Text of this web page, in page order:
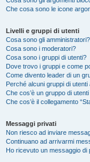
Che cosa sono le icone
Livelli e gruppi di utenti
Cosa sono gli amministratori?
Cosa sono i moderatori?
Cosa sono i gruppi di utenti?
Dove trovo i gruppi e come
Come divento leader di un
Perché alcuni gruppi di
Che cos’è un gruppo di
Che cos’è il collegamento
Messaggi privati
Non riesco ad inviare
Continuano ad arrivarmi
Ho ricevuto un messaggio di